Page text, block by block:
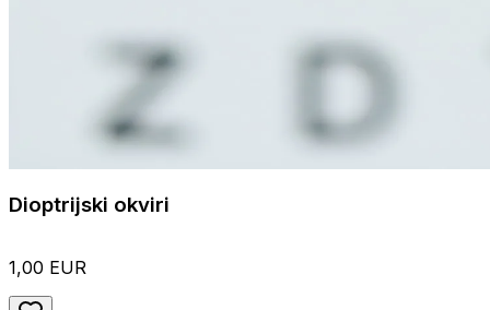
Dioptrijski okviri
1,00 EUR